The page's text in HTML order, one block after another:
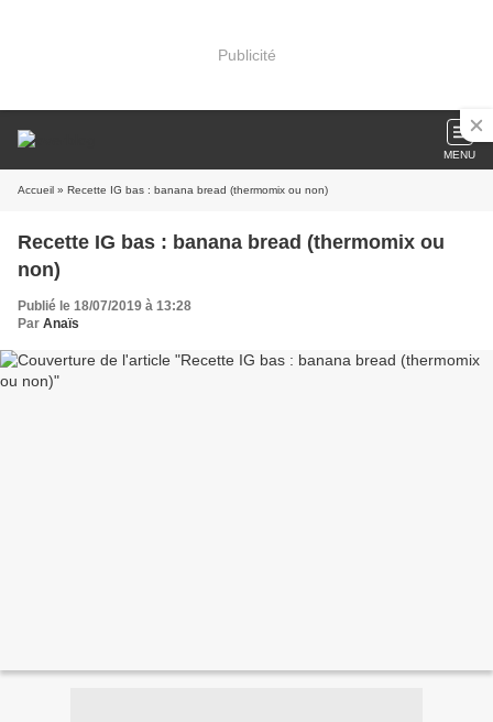
Publicité
MENU
Accueil » Recette IG bas : banana bread (thermomix ou non)
Recette IG bas : banana bread (thermomix ou
non)
Publié le 18/07/2019 à 13:28
Par Anaïs